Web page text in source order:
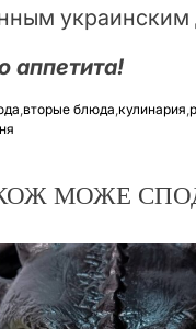
украинским
аппетита!
,вторые блюда,кулинария,
МОЖЕ